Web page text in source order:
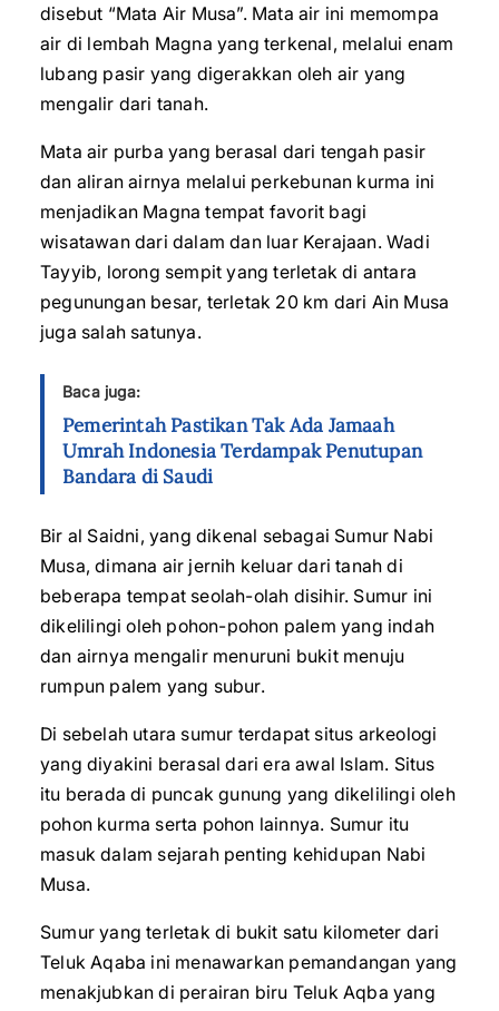
disebut “Mata Air Musa”. Mata air ini memompa
air di lembah Magna yang terkenal, melalui enam
lubang pasir yang digerakkan oleh air yang
mengalir dari tanah.
Mata air purba yang berasal dari tengah pasir
dan aliran airnya melalui perkebunan kurma ini
menjadikan Magna tempat favorit bagi
wisatawan dari dalam dan luar Kerajaan. Wadi
Tayyib, lorong sempit yang terletak di antara
pegunungan besar, terletak 20 km dari Ain Musa
juga salah satunya.
Baca juga:
Pemerintah Pastikan Tak Ada Jamaah
Umrah Indonesia Terdampak Penutupan
Bandara di Saudi
Bir al Saidni, yang dikenal sebagai Sumur Nabi
Musa, dimana air jernih keluar dari tanah di
beberapa tempat seolah-olah disihir. Sumur ini
dikelilingi oleh pohon-pohon palem yang indah
dan airnya mengalir menuruni bukit menuju
rumpun palem yang subur.
Di sebelah utara sumur terdapat situs arkeologi
yang diyakini berasal dari era awal Islam. Situs
itu berada di puncak gunung yang dikelilingi oleh
pohon kurma serta pohon lainnya. Sumur itu
masuk dalam sejarah penting kehidupan Nabi
Musa.
Sumur yang terletak di bukit satu kilometer dari
Teluk Aqaba ini menawarkan pemandangan yang
menakjubkan di perairan biru Teluk Aqba yang